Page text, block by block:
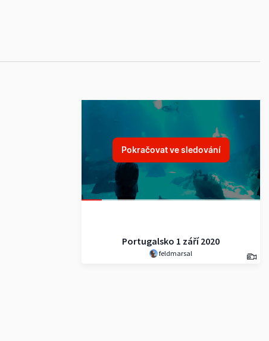
Pokračovat ve sledování
Portugalsko 1 září 2020
feldmarsal
feldmarsal